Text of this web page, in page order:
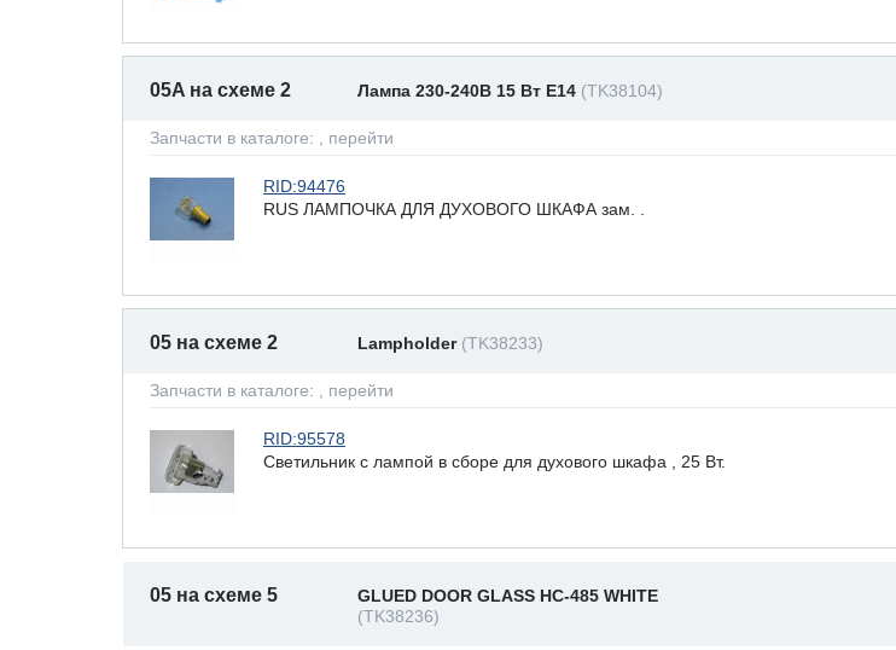
05A на схеме 2 Лампа 230-240В 15 Вт E14 (TK38104)
Запчасти в каталоге: , перейти
RID:94476
RUS ЛАМПОЧКА ДЛЯ ДУХОВОГО ШКАФА зам. .
05 на схеме 2 Lampholder (TK38233)
Запчасти в каталоге: , перейти
RID:95578
Светильник с лампой в сборе для духового шкафа , 25 Вт.
05 на схеме 5
GLUED DOOR GLASS HC-485 WHITE
(TK38236)